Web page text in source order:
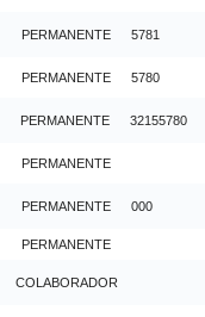
PERMANENTE 5781
PERMANENTE 5780
PERMANENTE 32155780
PERMANENTE
PERMANENTE 000
PERMANENTE
COLABORADOR